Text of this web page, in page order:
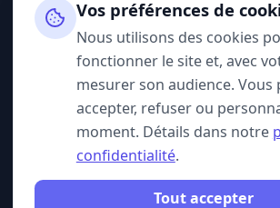
Espace admin
CGU
SUIVEZ-NOUS
Vos préférences de
Nous utilisons des cookies
fonctionner le site et, avec
mesurer son audience. Vous
accepter, refuser ou
moment. Détails dans notre
confidentialité.
Tout accepter